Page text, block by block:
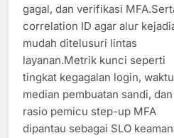
gagal, dan verifikasi
correlation ID agar alur
mudah ditelusuri lintas
layanan.Metrik kunci seperti
tingkat kegagalan login, waktu
median pembuatan sandi, dan
rasio pemicu step-up MFA
dipantau sebagai SLO